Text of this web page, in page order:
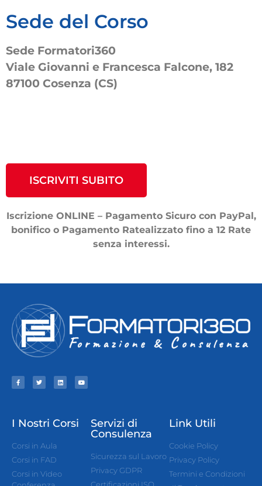
Sede del Corso
Sede Formatori360
Viale Giovanni e Francesca Falcone, 182
87100 Cosenza (CS)
ISCRIVITI SUBITO
Iscrizione ONLINE – Pagamento Sicuro con PayPal,
bonifico o Pagamento Ratealizzato fino a 12 Rate
senza interessi.
I Nostri Corsi
Corsi in Aula
Corsi in FAD
Corsi in Video
Servizi di
Consulenza
Sicurezza sul Lavoro
Privacy GDPR
Link Utili
Cookie Policy
Privacy Policy
Termini e Condizioni